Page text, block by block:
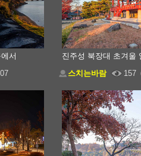
서
진주성 북장대 초겨울
스치는바람
157